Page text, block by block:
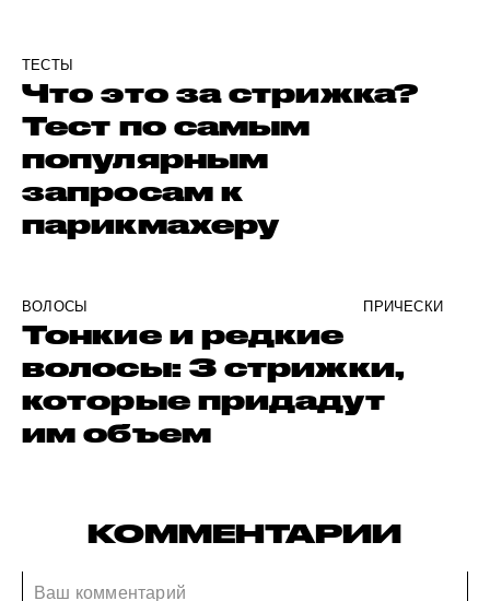
ТЕСТЫ
Что это за стрижка?
Тест по самым
популярным
запросам к
парикмахеру
ВОЛОСЫ ПРИЧЕСКИ
Тонкие и редкие
волосы: 3 стрижки,
которые придадут
им объем
КОММЕНТАРИИ